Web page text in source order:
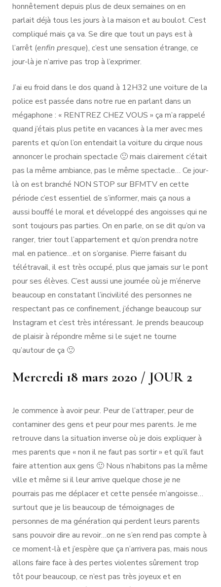
honnêtement depuis plus de deux semaines on en
parlait déjà tous les jours à la maison et au boulot. C’est
compliqué mais ça va. Se dire que tout un pays est à
l’arrêt (enfin presque), c’est une sensation étrange, ce
jour-là je n’arrive pas trop à l’exprimer.
J’ai eu froid dans le dos quand à 12H32 une voiture de la
police est passée dans notre rue en parlant dans un
mégaphone : « RENTREZ CHEZ VOUS » ça m’a rappelé
quand j’étais plus petite en vacances à la mer avec mes
parents et qu’on l’on entendait la voiture du cirque nous
annoncer le prochain spectacle 🙂 mais clairement c’était
pas la même ambiance, pas le même spectacle… Ce jour-
là on est branché NON STOP sur BFMTV en cette
période c’est essentiel de s’informer, mais ça nous a
aussi bouffé le moral et développé des angoisses qui ne
sont toujours pas parties. On en parle, on se dit qu’on va
ranger, trier tout l’appartement et qu’on prendra notre
mal en patience…et on s’organise. Pierre faisant du
télétravail, il est très occupé, plus que jamais sur le pont
pour ses élèves. C’est aussi une journée où je m’énerve
beaucoup en constatant l’incivilité des personnes ne
respectant pas ce confinement, j’échange beaucoup sur
Instagram et c’est très intéressant. Je prends beaucoup
de plaisir à répondre même si le sujet ne tourne
qu’autour de ça 🙂
Mercredi 18 mars 2020 / JOUR 2
Je commence à avoir peur. Peur de l’attraper, peur de
contaminer des gens et peur pour mes parents. Je me
retrouve dans la situation inverse où je dois expliquer à
mes parents que « non il ne faut pas sortir » et qu’il faut
faire attention aux gens 🙂 Nous n’habitons pas la même
ville et même si il leur arrive quelque chose je ne
pourrais pas me déplacer et cette pensée m’angoisse…
surtout que je lis beaucoup de témoignages de
personnes de ma génération qui perdent leurs parents
sans pouvoir dire au revoir…on ne s’en rend pas compte à
ce moment-là et j’espère que ça n’arrivera pas, mais nous
allons faire face à des pertes violentes sûrement trop
tôt pour beaucoup, ce n’est pas très joyeux et en